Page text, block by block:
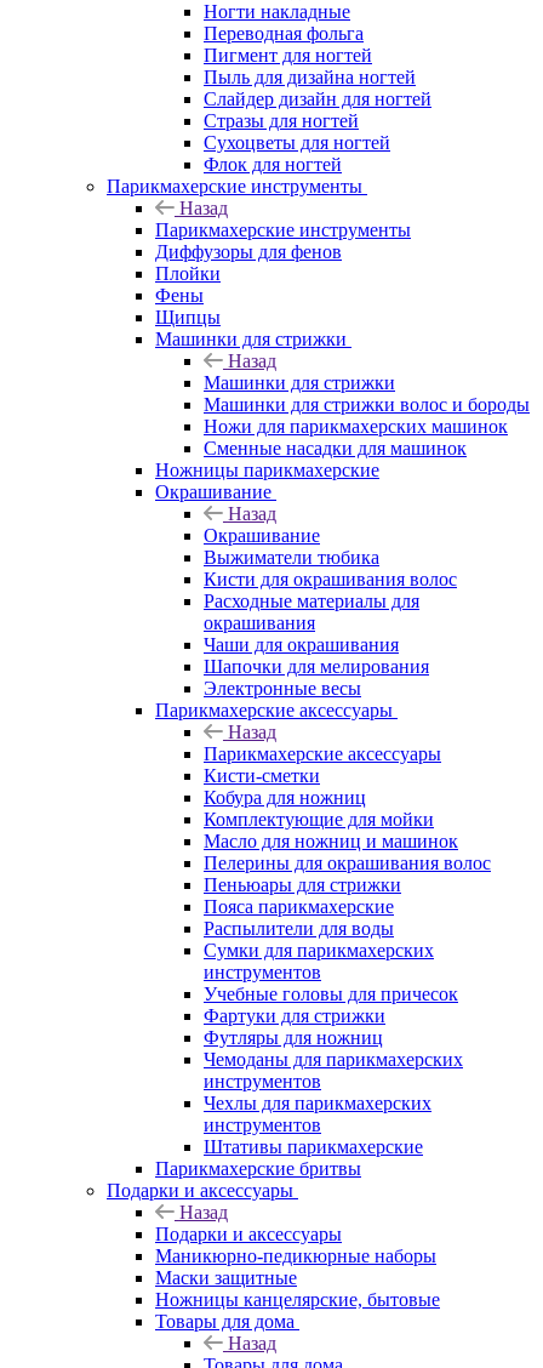
Ногти накладные
Переводная фольга
Пигмент для ногтей
Пыль для дизайна ногтей
Слайдер дизайн для ногтей
Стразы для ногтей
Сухоцветы для ногтей
Флок для ногтей
Парикмахерские инструменты
Назад
Парикмахерские инструменты
Диффузоры для фенов
Плойки
Фены
Щипцы
Машинки для стрижки
Назад
Машинки для стрижки
Машинки для стрижки волос и бороды
Ножи для парикмахерских машинок
Сменные насадки для машинок
Ножницы парикмахерские
Окрашивание
Назад
Окрашивание
Выжиматели тюбика
Кисти для окрашивания волос
Расходные материалы для
окрашивания
Чаши для окрашивания
Шапочки для мелирования
Электронные весы
Парикмахерские аксессуары
Назад
Парикмахерские аксессуары
Кисти-сметки
Кобура для ножниц
Комплектующие для мойки
Масло для ножниц и машинок
Пелерины для окрашивания волос
Пеньюары для стрижки
Пояса парикмахерские
Распылители для воды
Сумки для парикмахерских
инструментов
Учебные головы для причесок
Фартуки для стрижки
Футляры для ножниц
Чемоданы для парикмахерских
инструментов
Чехлы для парикмахерских
инструментов
Штативы парикмахерские
Парикмахерские бритвы
Подарки и аксессуары
Назад
Подарки и аксессуары
Маникюрно-педикюрные наборы
Маски защитные
Ножницы канцелярские, бытовые
Товары для дома
Назад